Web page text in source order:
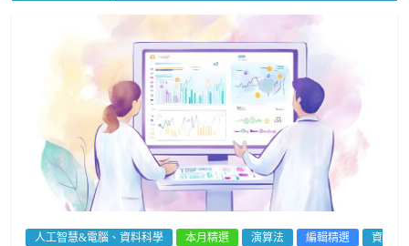
人工智慧&電腦、資料科學 本月精選 演算法 編輯精選
資